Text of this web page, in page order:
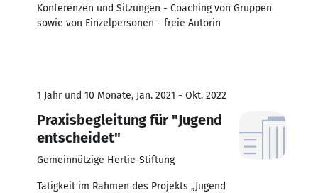
Konferenzen und Sitzungen - Coaching von Gruppen
sowie von Einzelpersonen - freie Autorin
1 Jahr und 10 Monate, Jan. 2021 - Okt. 2022
Praxisbegleitung für "Jugend
entscheidet"
Gemeinnützige Hertie-Stiftung
Tätigkeit im Rahmen des Projekts „Jugend